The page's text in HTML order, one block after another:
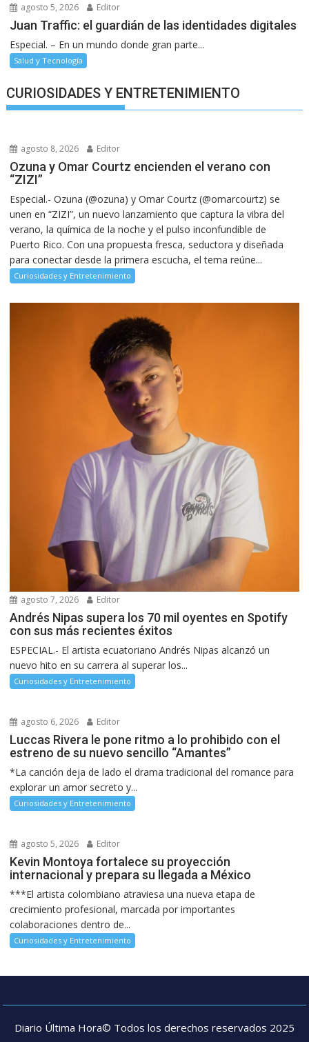
agosto 5, 2026 Editor
Juan Traffic: el guardián de las identidades digitales
Especial. – En un mundo donde gran parte...
Salud y Tecnología
CURIOSIDADES Y ENTRETENIMIENTO
agosto 8, 2026 Editor
Ozuna y Omar Courtz encienden el verano con
“ZIZI”
Especial.- Ozuna (@ozuna) y Omar Courtz (@omarcourtz) se
unen en “ZIZI”, un nuevo lanzamiento que captura la vibra del
verano, la química de la noche y el pulso inconfundible de
Puerto Rico. Con una propuesta fresca, seductora y diseñada
para conectar desde la primera escucha, el tema reúne...
Curiosidades y Entretenimiento
agosto 7, 2026 Editor
Andrés Nipas supera los 70 mil oyentes en Spotify
con sus más recientes éxitos
ESPECIAL.- El artista ecuatoriano Andrés Nipas alcanzó un
nuevo hito en su carrera al superar los...
Curiosidades y Entretenimiento
agosto 6, 2026 Editor
Luccas Rivera le pone ritmo a lo prohibido con el
estreno de su nuevo sencillo “Amantes”
*La canción deja de lado el drama tradicional del romance para
explorar un amor secreto y...
Curiosidades y Entretenimiento
agosto 5, 2026 Editor
Kevin Montoya fortalece su proyección
internacional y prepara su llegada a México
***El artista colombiano atraviesa una nueva etapa de
crecimiento profesional, marcada por importantes
colaboraciones dentro de...
Curiosidades y Entretenimiento
Diario Última Hora© Todos los derechos reservados 2025